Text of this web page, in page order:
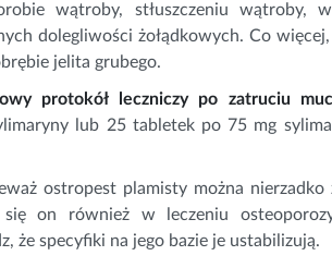
wątroby, stłuszczeniu wątroby,
dolegliwości żołądkowych. Co
jelita grubego.
protokół leczniczy po zatruciu
lub 25 tabletek po 75 mg
ostropest plamisty można nierzadko
się on również w leczeniu
że specyfiki na jego bazie je ustabilizują.